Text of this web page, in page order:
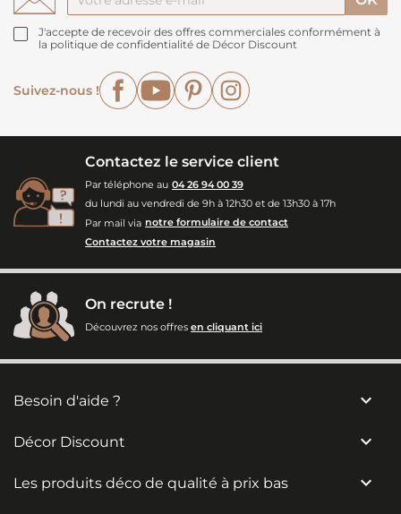
J'accepte de recevoir des offres commerciales conformément à
la politique de confidentialité de Décor Discount
Suivez-nous !
FacebookYouTubePinterest
Contactez le service client
Par téléphone au 04 26 94 00 39
du lundi au vendredi de 9h à 12h30 et de 13h30 à 17h
Par mail via notre formulaire de contact
Contactez votre magasin
On recrute !
Découvrez nos offres en cliquant ici
Besoin d'aide ? 
Décor Discount 
Les produits déco de qualité à prix bas 